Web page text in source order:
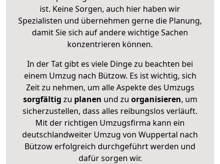
ist. Keine Sorgen, auch hier haben wir
Spezialisten und übernehmen gerne die Planung,
damit Sie sich auf andere wichtige Sachen
konzentrieren können.
In der Tat gibt es viele Dinge zu beachten bei
einem Umzug nach Bützow. Es ist wichtig, sich
Zeit zu nehmen, um alle Aspekte des Umzugs
sorgfältig zu planen und zu organisieren, um
sicherzustellen, dass alles reibungslos verläuft.
Mit der richtigen Umzugsfirma kann ein
deutschlandweiter Umzug von Wuppertal nach
Bützow erfolgreich durchgeführt werden und
dafür sorgen wir.